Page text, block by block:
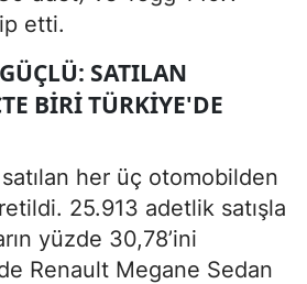
etti.
SATILAN
BIRI TÜRKIYE'DE
her üç otomobilden
25.913 adetlik satışla
yüzde 30,78’ini
Renault Megane Sedan